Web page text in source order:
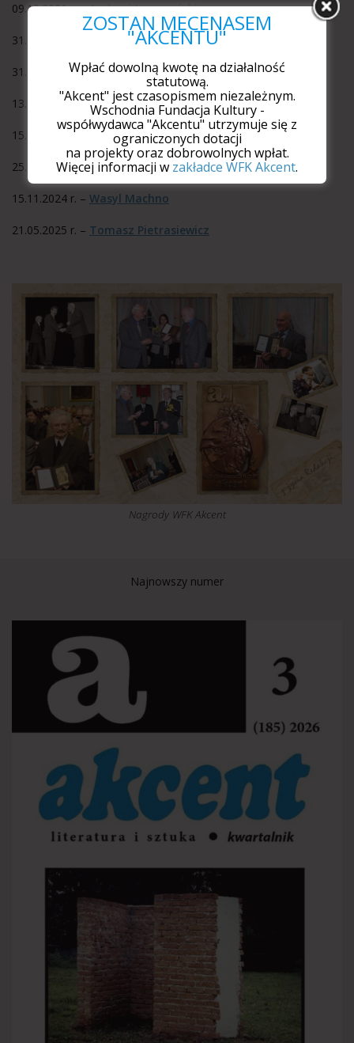
09.12.2021 r. –Andrzej Jaroszyński
31.05.2022 r. – Anna Frajlich
31.05.2023 r. –Grzegorz Józefczuk
13.12.2023 r. –Alfred Wierzbicki
15.05.2024 r. – Lechosław Lameński
25.09.2024 r. –Iwona Hofman
15.11.2024 r. – Wasyl Machno
21.05.2025 r. – Tomasz Pietrasiewicz
Nagrody WFK Akcent
Najnowszy numer
ZOSTAŃ MECENASEM
"AKCENTU"
Wpłać dowolną kwotę na działalność
statutową.
"Akcent" jest czasopismem niezależnym.
Wschodnia Fundacja Kultury -
współwydawca "Akcentu" utrzymuje się z
ograniczonych dotacji
na projekty oraz dobrowolnych wpłat.
Więcej informacji w zakładce WFK Akcent.